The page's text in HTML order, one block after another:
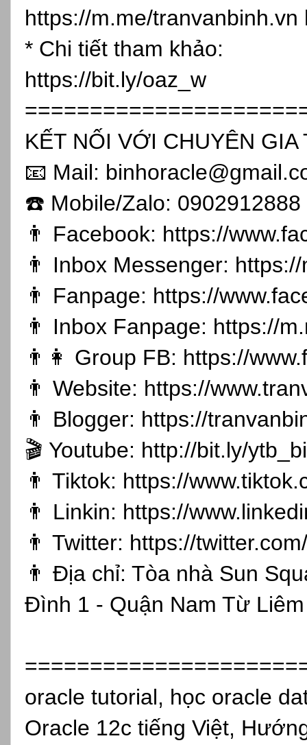
https://m.me/tranvanbinh.vn
* Chi tiết tham khảo:
https://bit.ly/oaz_w
KẾT NỐI VỚI CHUYÊN GIA
📧 Mail:
☎️ Mobile/Zalo: 0902912888
👨 Facebook: https://
👨 Inbox Messenger:
👨 Fanpage: https://
👨 Inbox Fanpage: https://
👨👩 Group FB: https://
👨 Website: https://
👨 Blogger: https://
🎬 Youtube: http://bit.ly/
👨 Tiktok: https://
👨 Linkin: https://
👨 Twitter: https://
👨 Địa chỉ: Tòa nhà Sun
Đình 1 - Quận Nam Từ Liêm
oracle tutorial, học oracle
Oracle 12c tiếng Việt,